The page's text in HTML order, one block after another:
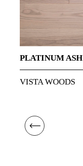
PLATINUM ASH
VISTA WOODS